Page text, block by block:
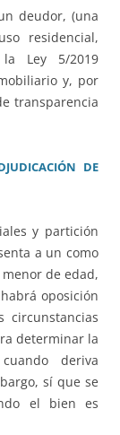
deudor, (una
residencial,
Ley 5/2019
y, por
transparencia
DE
y partición
a un como
de edad,
oposición
circunstancias
determinar la
deriva
sí que se
el bien es